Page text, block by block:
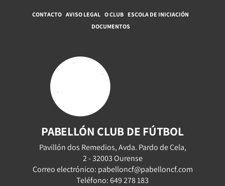
CONTACTO AVISO LEGAL O CLUB ESCOLA DE INICIACIÓN
DOCUMENTOS
PABELLÓN CLUB DE FÚTBOL
Pavillón dos Remedios, Avda. Pardo de Cela,
2 - 32003 Ourense
Correo electrónico: pabelloncf@pabelloncf.com
Teléfono: 649 278 183